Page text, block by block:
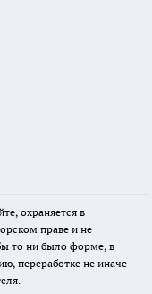
охраняется в
праве и не
то ни было форме, в
переработке не иначе